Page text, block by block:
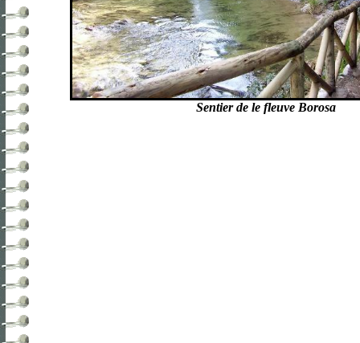
Sentier de le fleuve Borosa